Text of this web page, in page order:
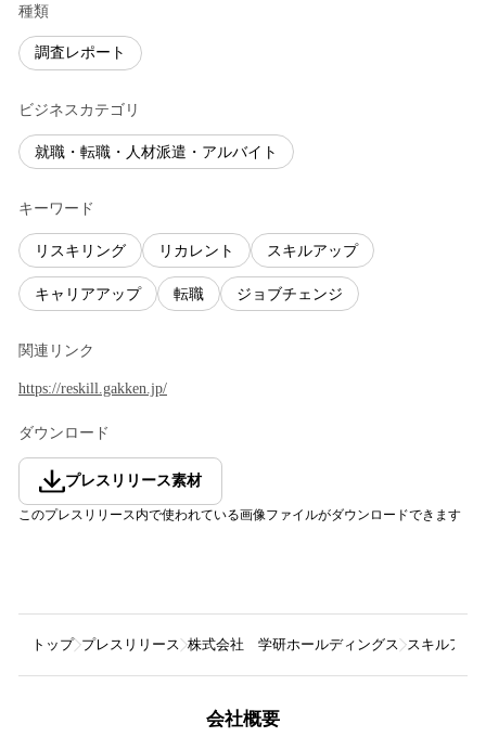
種類
調査レポート
ビジネスカテゴリ
就職・転職・人材派遣・アルバイト
キーワード
リスキリング リカレント スキルアップ
キャリアアップ 転職 ジョブチェンジ
関連リンク
https://reskill.gakken.jp/
ダウンロード
プレスリリース素材
このプレスリリース内で使われている画像ファイルがダウンロードできます
トップ プレスリリース 株式会社 学研ホールディングス スキルアッ
会社概要